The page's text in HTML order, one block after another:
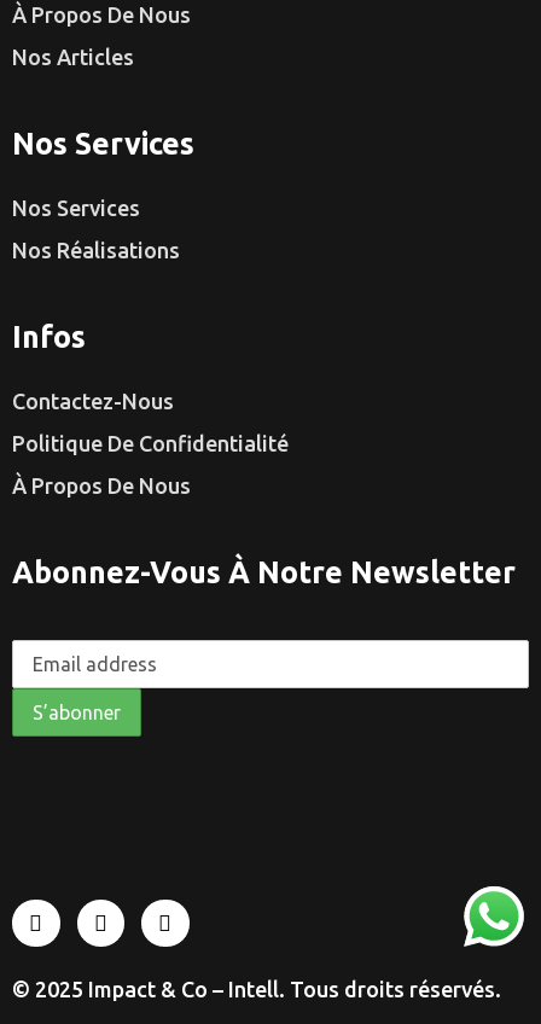
À Propos De Nous
Nos Articles
Nos Services
Nos Services
Nos Réalisations
Infos
Contactez-Nous
Politique De Confidentialité
À Propos De Nous
Abonnez-Vous À Notre Newsletter
© 2025 Impact & Co – Intell. Tous droits réservés.